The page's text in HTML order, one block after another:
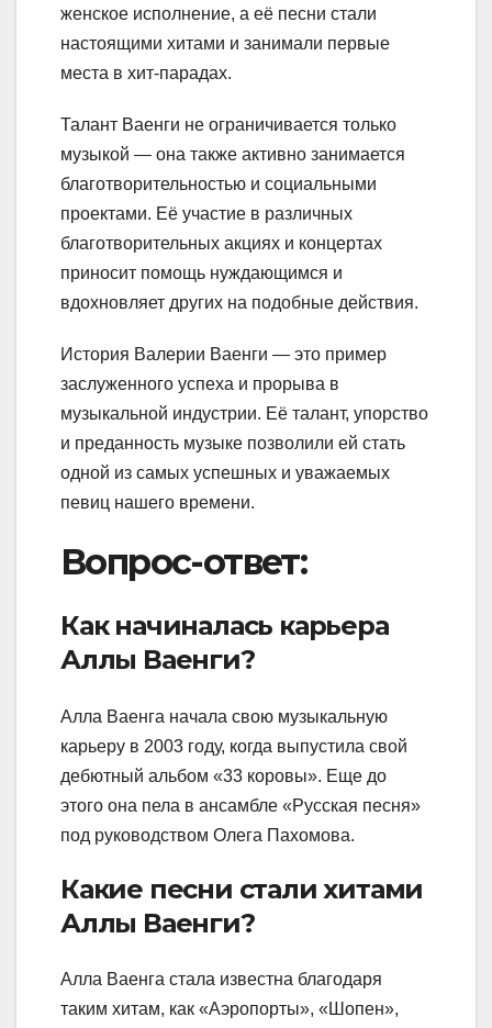
женское исполнение, а её песни стали
настоящими хитами и занимали первые
места в хит-парадах.
Талант Ваенги не ограничивается только
музыкой — она также активно занимается
благотворительностью и социальными
проектами. Её участие в различных
благотворительных акциях и концертах
приносит помощь нуждающимся и
вдохновляет других на подобные действия.
История Валерии Ваенги — это пример
заслуженного успеха и прорыва в
музыкальной индустрии. Её талант, упорство
и преданность музыке позволили ей стать
одной из самых успешных и уважаемых
певиц нашего времени.
Вопрос-ответ:
Как начиналась карьера
Аллы Ваенги?
Алла Ваенга начала свою музыкальную
карьеру в 2003 году, когда выпустила свой
дебютный альбом «33 коровы». Еще до
этого она пела в ансамбле «Русская песня»
под руководством Олега Пахомова.
Какие песни стали хитами
Аллы Ваенги?
Алла Ваенга стала известна благодаря
таким хитам, как «Аэропорты», «Шопен»,